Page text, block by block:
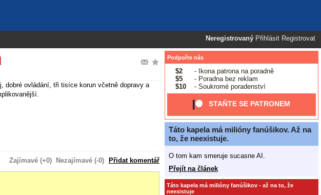
Neregistrovaný Přihlásit Registrovat
dobré ovládání, tři tisíce korun včetně dopravy a
Zajímavé (+0) Nezajímavé (-0) Přidat komentář
Podpořte nás
$2
- Ikona patrona na poradně
$5
- Poradna bez reklam
$10
- Soukromé poradenství
STAŇTE SE PATRONEM
Táto kapela má milióny fanúšikov. Až na
to, že neexistuje.
O tom kam smeruje sucasne AI.
Přejít na článek
Táto kapela má milióny fanúšikov - až na to, že
neexistuje